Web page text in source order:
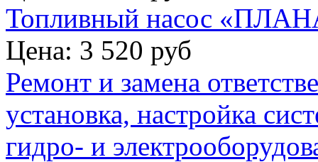
Топливный насос
Цена: 3 520 руб
Ремонт и замена
установка, настройка
гидро- и